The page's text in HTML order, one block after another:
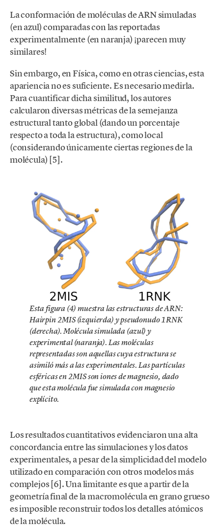
La conformación de moléculas de ARN simuladas
(en azul) comparadas con las reportadas
experimentalmente (en naranja) ¡parecen muy
similares!
Sin embargo, en Física, como en otras ciencias, esta
apariencia no es suficiente. Es necesario medirla.
Para cuantificar dicha similitud, los autores
calcularon diversas métricas de la semejanza
estructural tanto global (dando un porcentaje
respecto a toda la estructura), como local
(considerando únicamente ciertas regiones de la
molécula) [5].
Esta figura (4) muestra las estructuras de ARN:
Hairpin 2MIS (izquierda) y pseudonudo 1RNK
(derecha). Molécula simulada (azul) y
experimental (naranja). Las moléculas
representadas son aquellas cuya estructura se
asimiló más a las experimentales. Las partículas
esféricas en 2MIS son iones de magnesio, dado
que esta molécula fue simulada con magnesio
explícito.
Los resultados cuantitativos evidenciaron una alta
concordancia entre las simulaciones y los datos
experimentales, a pesar de la simplicidad del modelo
utilizado en comparación con otros modelos más
complejos [6]. Una limitante es que a partir de la
geometría final de la macromolécula en grano grueso
es imposible reconstruir todos los detalles atómicos
de la molécula.